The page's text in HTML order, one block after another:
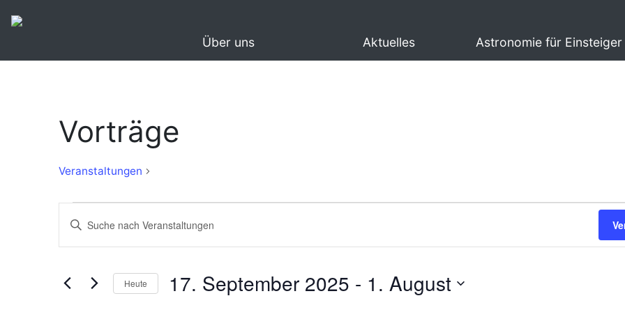
Über uns Aktuelles Astronomie für Einsteiger
Vorträge
Veranstaltungen
Veranstaltungen
Veranstaltungen
Suche
Ansichten,
Bitte
nach
Heute 17. September 2025 - 1. August